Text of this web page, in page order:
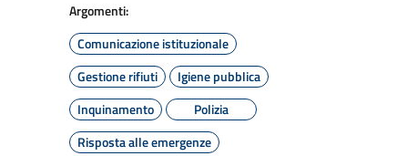
Argomenti:
Comunicazione istituzionale
Gestione rifiuti
Igiene pubblica
Inquinamento
Polizia
Risposta alle emergenze